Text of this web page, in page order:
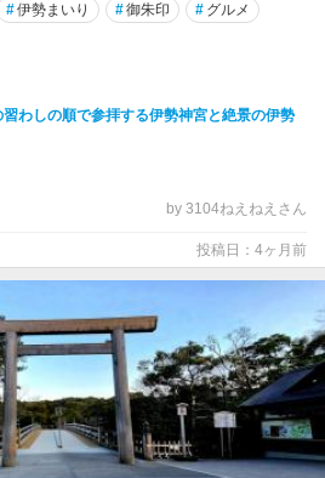
#伊勢まいり #御朱印 # グルメ
わしの順で参拝する伊勢神宮と絶景の伊勢
by 3104ねえねえさん
投稿日：4ヶ月前